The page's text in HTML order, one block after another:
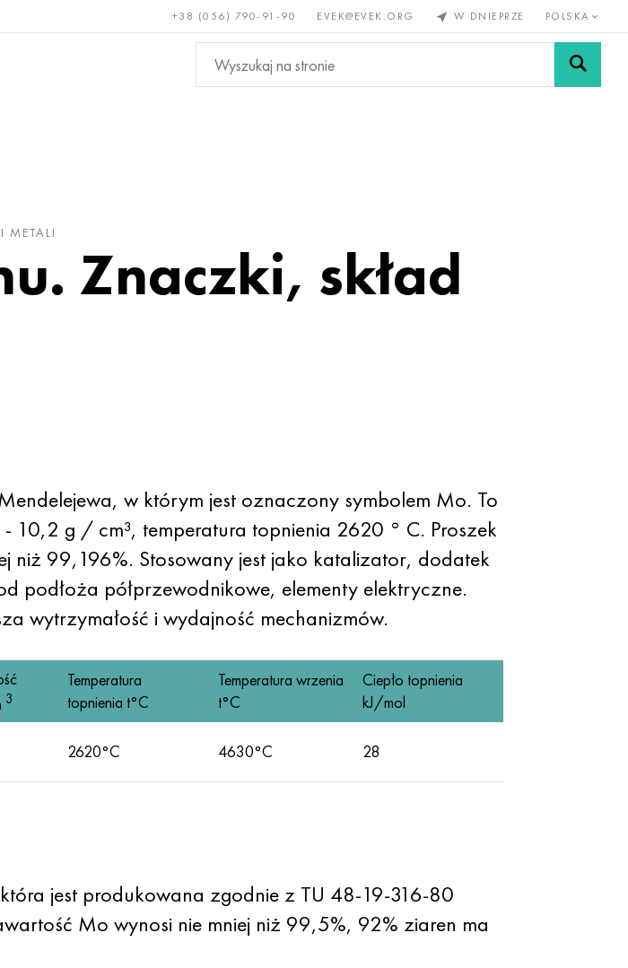
+38 (056) 790-91-90 EVEK@EVEK.ORG W DNIEPRZE POLSKA
miedź, Metale
nieżelazne
Stali Siatki i
METALI
Znaczki, skład
w którym jest oznaczony symbolem Mo. To
10,2 g / cm³, temperatura topnienia 2620 ° C. Proszek
niż 99,196%. Stosowany jest jako katalizator, dodatek
podłoża półprzewodnikowe, elementy elektryczne.
wytrzymałość i wydajność mechanizmów.
3
Temperatura
topnienia t°C
Temperatura wrzenia
t°C
Ciepło topnienia
kJ/mol
2620°C 4630°С 28
jest produkowana zgodnie z TU 48-19-316-80
Mo wynosi nie mniej niż 99,5%, 92% ziaren ma